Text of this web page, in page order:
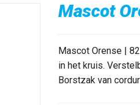
Mascot
Mascot Orense |
in het kruis.
Borstzak van